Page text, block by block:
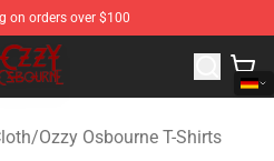
on orders over $100
Official Ozzy Osbourne
/Ozzy Osbourne T-Shirts